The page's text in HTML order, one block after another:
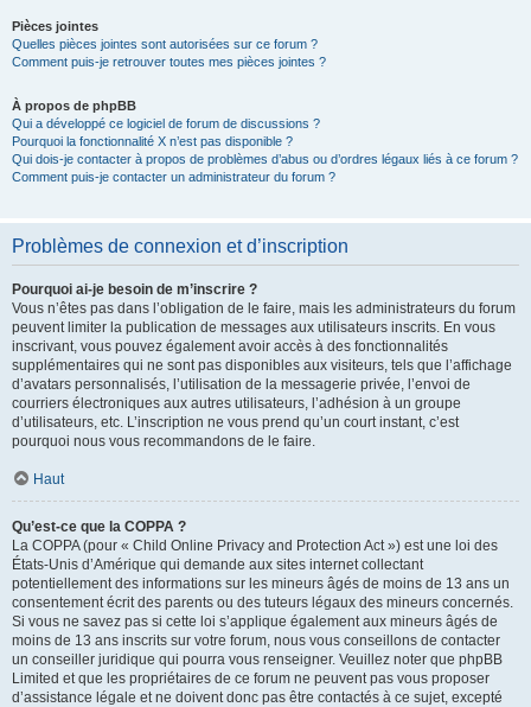
Pièces jointes
Quelles pièces jointes sont autorisées sur ce forum ?
Comment puis-je retrouver toutes mes pièces jointes ?
À propos de phpBB
Qui a développé ce logiciel de forum de discussions ?
Pourquoi la fonctionnalité X n’est pas disponible ?
Qui dois-je contacter à propos de problèmes d’abus ou d’ordres légaux liés à ce forum ?
Comment puis-je contacter un administrateur du forum ?
Problèmes de connexion et d’inscription
Pourquoi ai-je besoin de m’inscrire ?
Vous n’êtes pas dans l’obligation de le faire, mais les administrateurs du forum
peuvent limiter la publication de messages aux utilisateurs inscrits. En vous
inscrivant, vous pouvez également avoir accès à des fonctionnalités
supplémentaires qui ne sont pas disponibles aux visiteurs, tels que l’affichage
d’avatars personnalisés, l’utilisation de la messagerie privée, l’envoi de
courriers électroniques aux autres utilisateurs, l’adhésion à un groupe
d’utilisateurs, etc. L’inscription ne vous prend qu’un court instant, c’est
pourquoi nous vous recommandons de le faire.
Haut
Qu’est-ce que la COPPA ?
La COPPA (pour « Child Online Privacy and Protection Act ») est une loi des
États-Unis d’Amérique qui demande aux sites internet collectant
potentiellement des informations sur les mineurs âgés de moins de 13 ans un
consentement écrit des parents ou des tuteurs légaux des mineurs concernés.
Si vous ne savez pas si cette loi s’applique également aux mineurs âgés de
moins de 13 ans inscrits sur votre forum, nous vous conseillons de contacter
un conseiller juridique qui pourra vous renseigner. Veuillez noter que phpBB
Limited et que les propriétaires de ce forum ne peuvent pas vous proposer
d’assistance légale et ne doivent donc pas être contactés à ce sujet, excepté